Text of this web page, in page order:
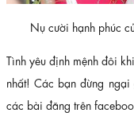
Nụ cười hạnh phúc
Tình yêu định mệnh đôi
nhất! Các bạn đừng
các bài đăng trên